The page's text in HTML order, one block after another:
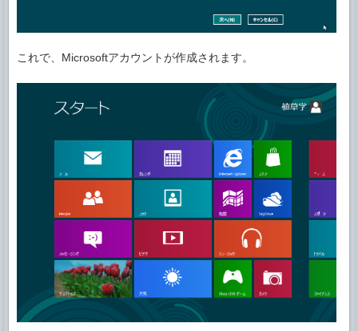
これで、Microsoftアカウントが作成されます。